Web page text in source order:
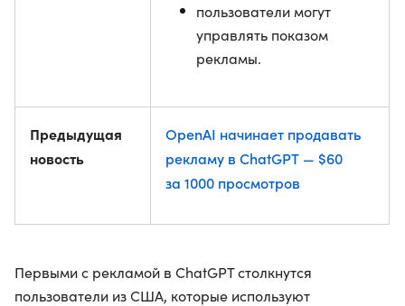
пользователи могут
управлять показом
рекламы.
Предыдущая
новость
OpenAI начинает продавать
рекламу в ChatGPT — $60
за 1000 просмотров
Первыми с рекламой в ChatGPT столкнутся
пользователи из США, которые используют